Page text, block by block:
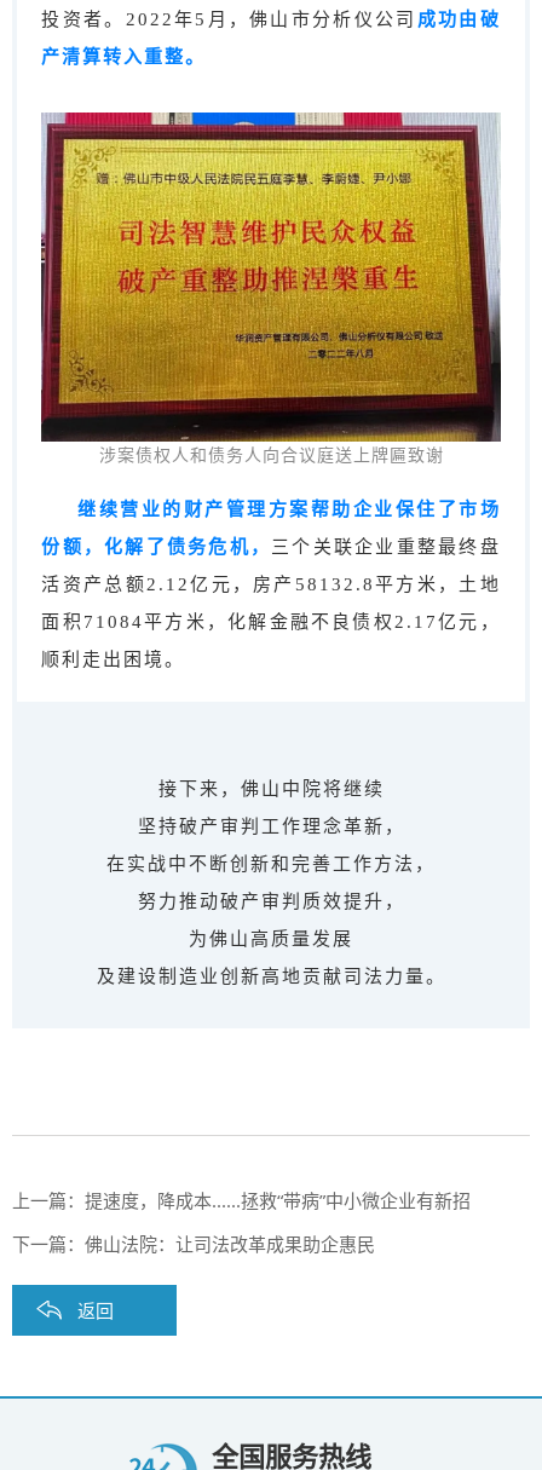
投资者。2022年5月，佛山市分析仪公司 成功由破
产清算转入重整。
涉案债权人和债务人向合议庭送上牌匾致谢
继续营业的财产管理方案帮助企业保住了市场
份额，化解了债务危机， 三个关联企业重整最终盘
活资产总额2.12亿元，房产58132.8平方米，土地
面积71084平方米，化解金融不良债权2.17亿元，
顺利走出困境。
接下来，佛山中院将继续
坚持破产审判工作理念革新，
在实战中不断创新和完善工作方法，
努力推动破产审判质效提升，
为佛山高质量发展
及建设制造业创新高地贡献司法力量。
上一篇： 提速度，降成本......拯救“带病”中小微企业有新招
下一篇： 佛山法院：让司法改革成果助企惠民
返回
全国服务热线